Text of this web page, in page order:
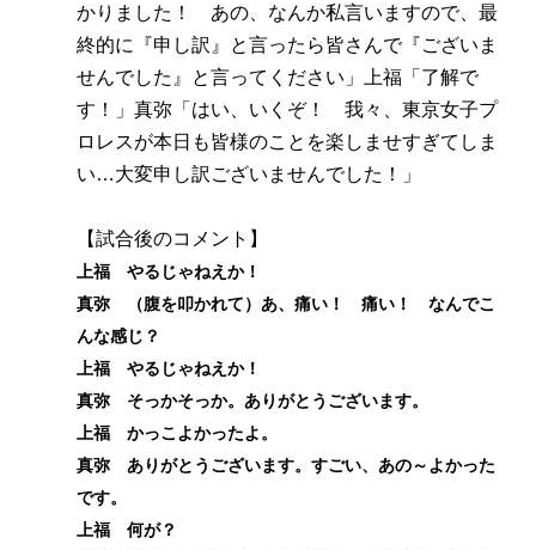
かりました！ あの、なんか私言いますので、最
終的に『申し訳』と言ったら皆さんで『ございま
せんでした』と言ってください」上福「了解で
す！」真弥「はい、いくぞ！ 我々、東京女子プ
ロレスが本日も皆様のことを楽しませすぎてしま
い…大変申し訳ございませんでした！」
【試合後のコメント】
上福 やるじゃねえか！
真弥 （腹を叩かれて）あ、痛い！ 痛い！ なんでこ
んな感じ？
上福 やるじゃねえか！
真弥 そっかそっか。ありがとうございます。
上福 かっこよかったよ。
真弥 ありがとうございます。すごい、あの～よかった
です。
上福 何が？